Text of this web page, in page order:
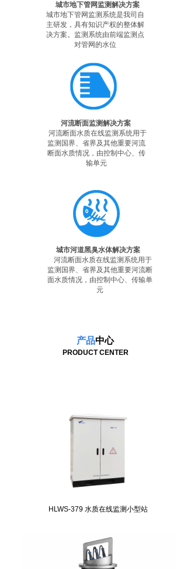
城市地下管网监测解决方案
城市地下管网监测系统是我司自
主研发，具有知识产权的整体解
决方案。监测系统由前端监测点
对管网的水位
城市河道黑臭水体解决方案
河流断面水质在线监测系统用于
监测国界、省界及其他重要河流断
面水质情况，由控制中心、传输单
元
河流断面监测解决方案
河流断面水质在线监测系统用于
监测国界、省界及其他重要河流
断面水质情况，由控制中心、传
输单元
产品中心
PRODUCT CENTER
HLWS-379 水质在线监测小型站